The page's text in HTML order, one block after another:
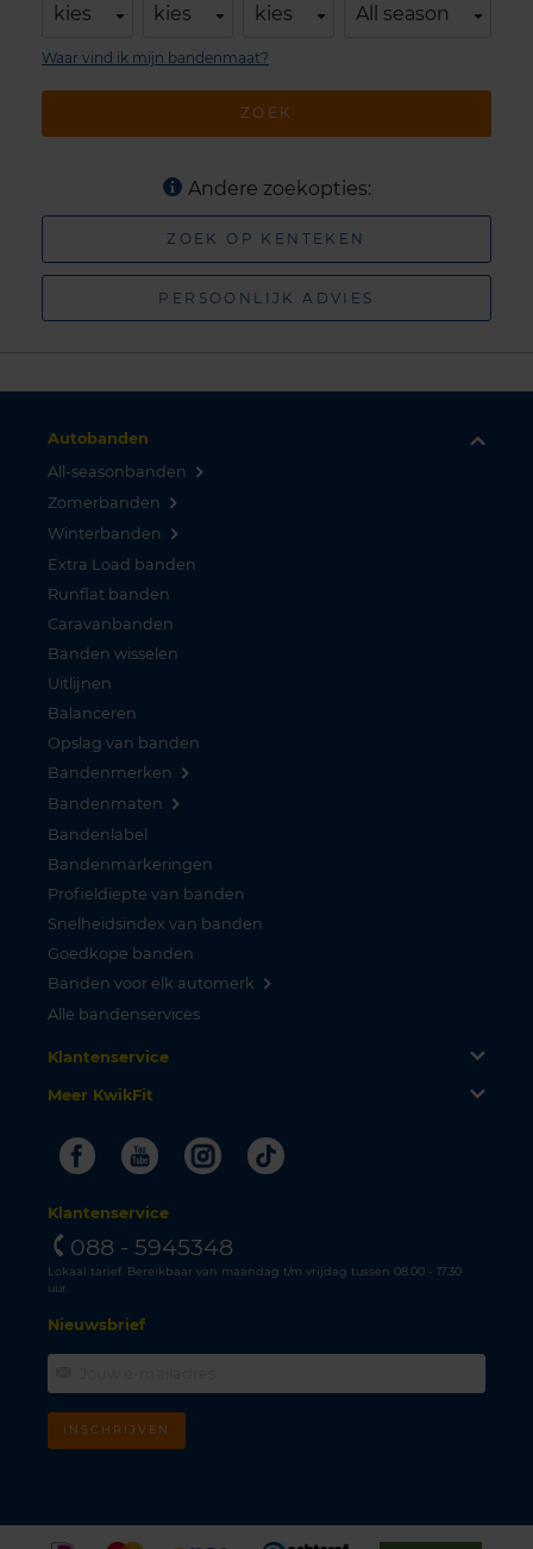
kies kies kies All season
ZOEK
Waar vind ik mijn bandenmaat?
Andere zoekopties:
ZOEK OP KENTEKEN
PERSOONLIJK ADVIES
Autobanden
All-seasonbanden
Zomerbanden
Winterbanden
Extra Load banden
Runflat banden
Caravanbanden
Banden wisselen
Uitlijnen
Balanceren
Opslag van banden
Bandenmerken
Bandenmaten
Bandenlabel
Bandenmarkeringen
Profieldiepte van banden
Snelheidsindex van banden
Goedkope banden
Banden voor elk automerk
Alle bandenservices
Klantenservice
Meer KwikFit
FacebookYoutubeInstagram
Tiktok
Klantenservice
088 - 5945348
Lokaal tarief. Bereikbaar van maandag t/m vrijdag tussen 08.00 - 17.30
uur.
Nieuwsbrief
INSCHRIJVEN